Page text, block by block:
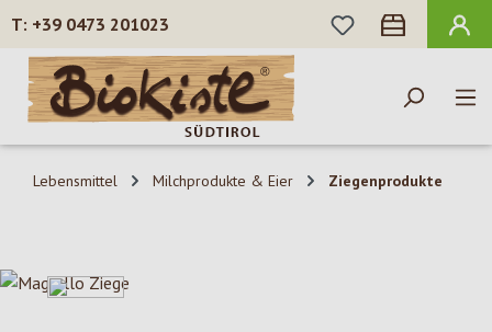
Zum Hauptinhalt springen
+39 0473 201023
DU HAST 0
Lebensmittel Milchprodukte & Eier Ziegenprodukte
Bildergalerie überspringen